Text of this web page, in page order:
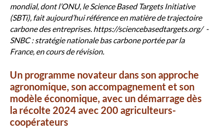
mondial, dont l’ONU, le Science Based Targets Initiative
(SBTi), fait aujourd’hui référence en matière de trajectoire
carbone des entreprises. https://sciencebasedtargets.org/ -
SNBC : stratégie nationale bas carbone portée par la
France, en cours de révision.
Un programme novateur dans son approche
agronomique, son accompagnement et son
modèle économique, avec un démarrage dès
la récolte 2024 avec 200 agriculteurs-
coopérateurs